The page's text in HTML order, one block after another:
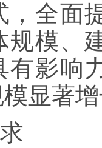
，全面
规模、
有影响
显著